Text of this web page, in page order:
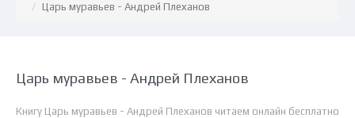
Царь муравьев - Андрей Плеханов
Царь муравьев - Андрей Плеханов
Книгу Царь муравьев - Андрей Плеханов читаем онлайн бесплатно